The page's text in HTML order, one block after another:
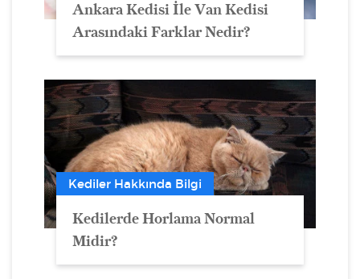
Ankara Kedisi İle Van Kedisi
Arasındaki Farklar Nedir?
Kediler Hakkında Bilgi
Kedilerde Horlama Normal
Midir?